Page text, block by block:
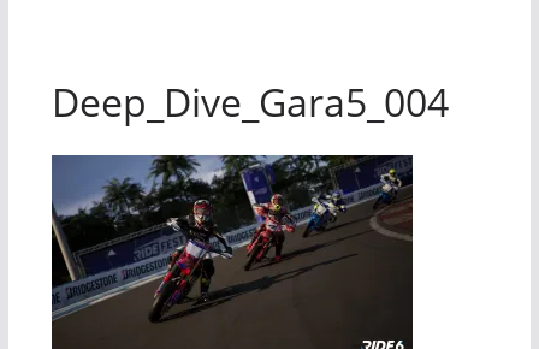
Deep_Dive_Gara5_004